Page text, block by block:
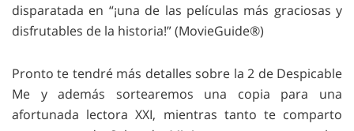
disparatada en “¡una de las películas más graciosas y
disfrutables de la historia!” (MovieGuide®)
Pronto te tendré más detalles sobre la 2 de Despicable
Me y además sortearemos una copia para una
afortunada lectora XXI, mientras tanto te comparto